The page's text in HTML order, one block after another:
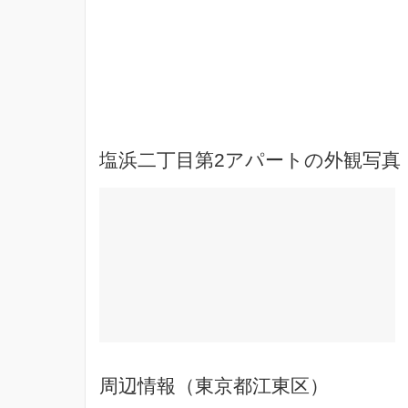
塩浜二丁目第2アパートの外観写真
周辺情報（東京都江東区）